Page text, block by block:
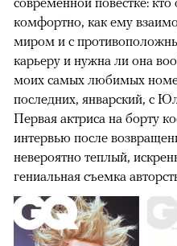
комфортно, как ему
миром и с
карьеру и нужна ли она
моих самых любимых
последних, январский, с
Первая актриса на борту
интервью после
невероятно теплый,
гениальная съемка